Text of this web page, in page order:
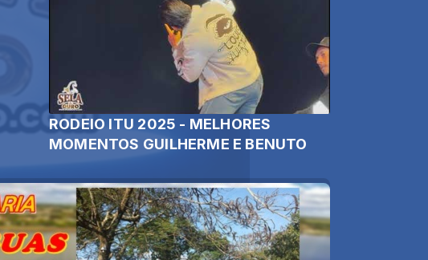
RODEIO ITU 2025 - MELHORES
MOMENTOS GUILHERME E BENUTO